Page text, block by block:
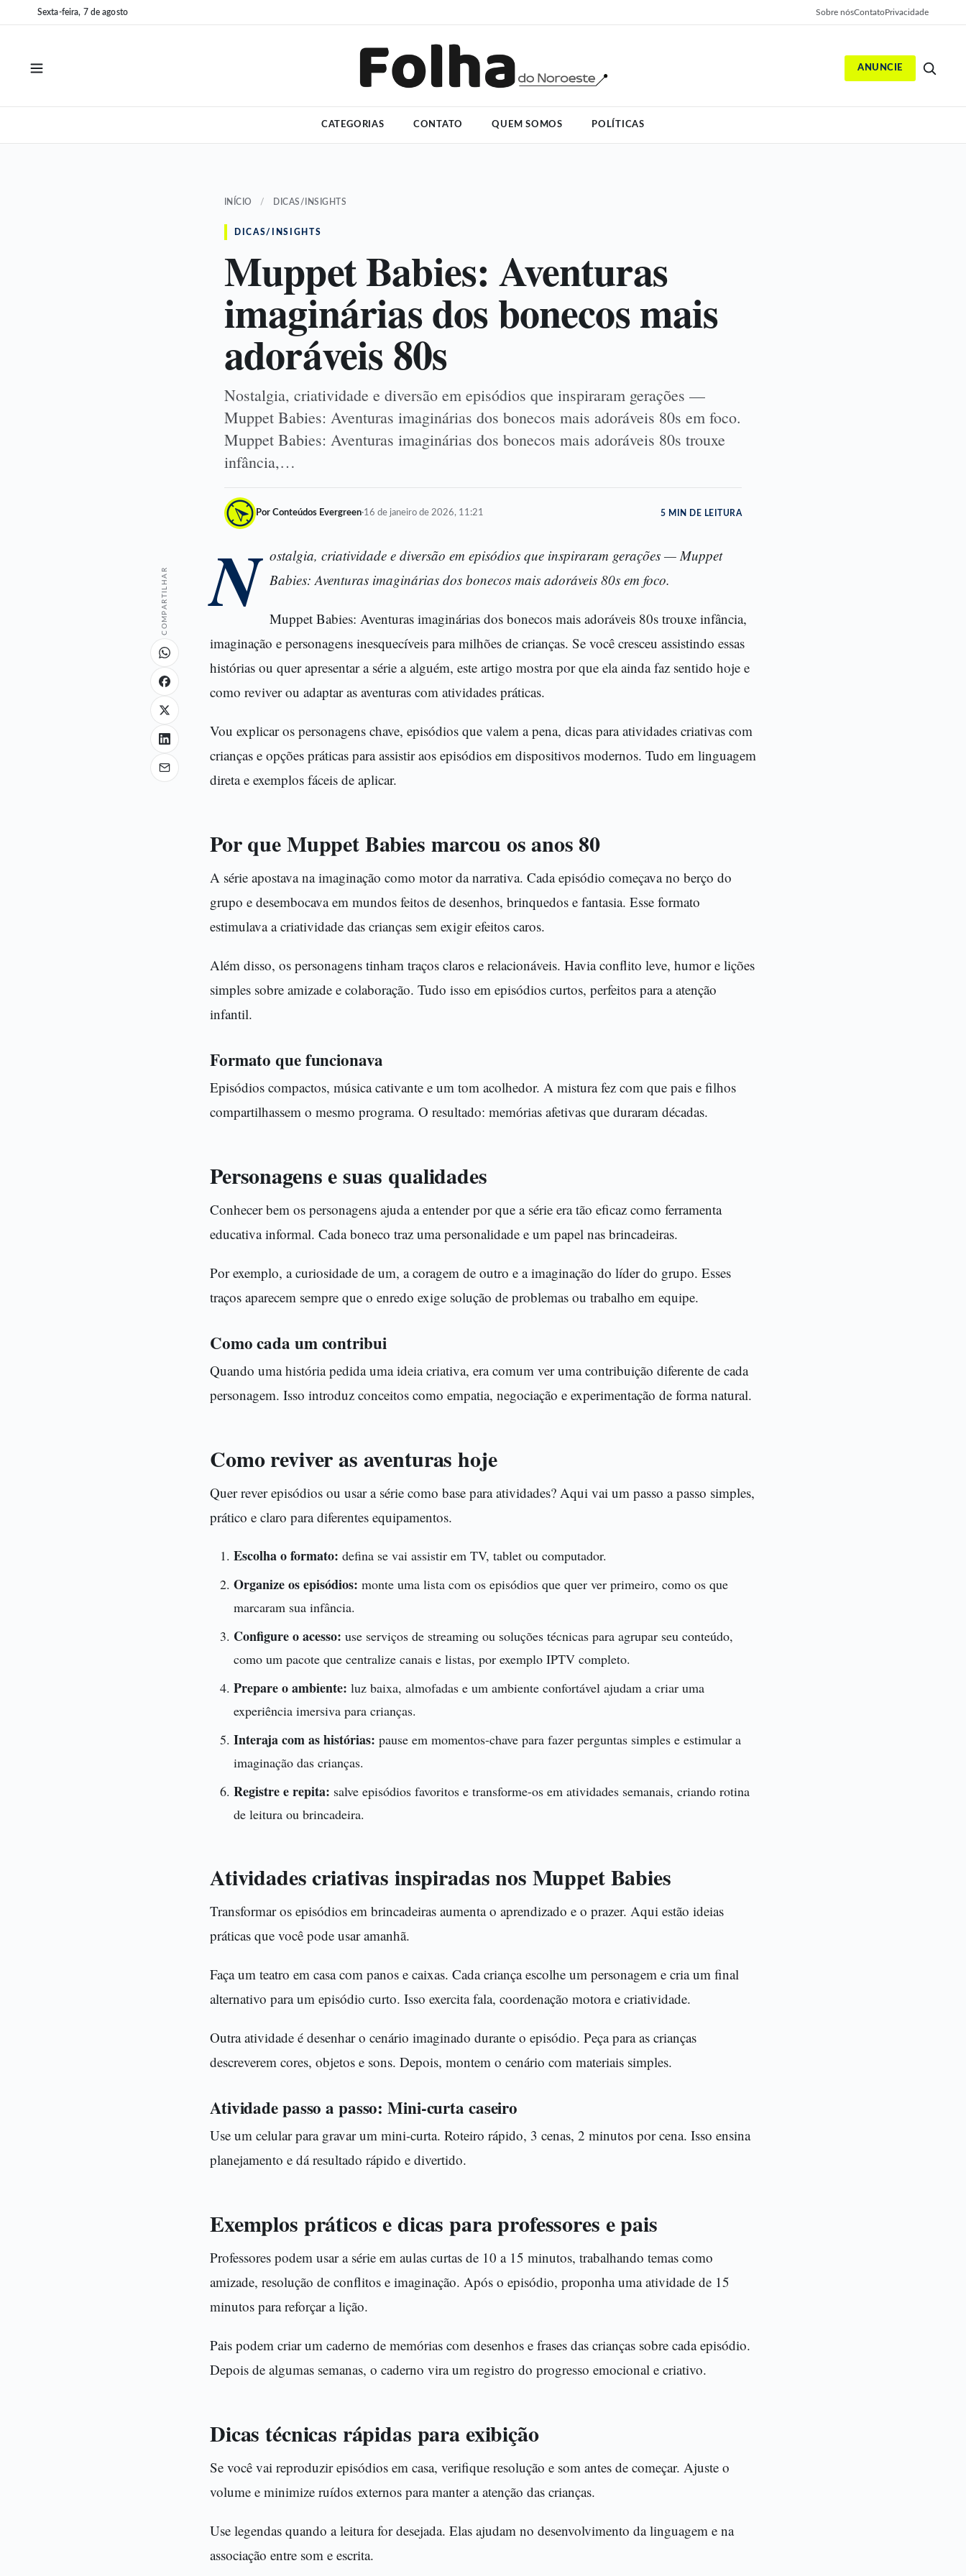
para
para
Sexta-feira, 7 de agosto Sobre nósContatoPrivacidade
ANUNCIE
CATEGORIAS CONTATO QUEM SOMOS POLÍTICAS
INÍCIO / DICAS/INSIGHTS
DICAS/INSIGHTS
Muppet Babies: Aventuras
imaginárias dos bonecos mais
adoráveis 80s
Nostalgia, criatividade e diversão em episódios que inspiraram gerações —
Muppet Babies: Aventuras imaginárias dos bonecos mais adoráveis 80s em foco.
Muppet Babies: Aventuras imaginárias dos bonecos mais adoráveis 80s trouxe
infância,…
Por Conteúdos Evergreen·16 de janeiro de 2026, 11:21 5 MIN DE LEITURA
COMPARTILHAR N ostalgia, criatividade e diversão em episódios que inspiraram gerações — Muppet
Babies: Aventuras imaginárias dos bonecos mais adoráveis 80s em foco.
Muppet Babies: Aventuras imaginárias dos bonecos mais adoráveis 80s trouxe infância,
imaginação e personagens inesquecíveis para milhões de crianças. Se você cresceu assistindo essas
histórias ou quer apresentar a série a alguém, este artigo mostra por que ela ainda faz sentido hoje e
como reviver ou adaptar as aventuras com atividades práticas.
Vou explicar os personagens chave, episódios que valem a pena, dicas para atividades criativas com
crianças e opções práticas para assistir aos episódios em dispositivos modernos. Tudo em linguagem
direta e exemplos fáceis de aplicar.
Por que Muppet Babies marcou os anos 80
A série apostava na imaginação como motor da narrativa. Cada episódio começava no berço do
grupo e desembocava em mundos feitos de desenhos, brinquedos e fantasia. Esse formato
estimulava a criatividade das crianças sem exigir efeitos caros.
Além disso, os personagens tinham traços claros e relacionáveis. Havia conflito leve, humor e lições
simples sobre amizade e colaboração. Tudo isso em episódios curtos, perfeitos para a atenção
infantil.
Formato que funcionava
Episódios compactos, música cativante e um tom acolhedor. A mistura fez com que pais e filhos
compartilhassem o mesmo programa. O resultado: memórias afetivas que duraram décadas.
Personagens e suas qualidades
Conhecer bem os personagens ajuda a entender por que a série era tão eficaz como ferramenta
educativa informal. Cada boneco traz uma personalidade e um papel nas brincadeiras.
Por exemplo, a curiosidade de um, a coragem de outro e a imaginação do líder do grupo. Esses
traços aparecem sempre que o enredo exige solução de problemas ou trabalho em equipe.
Como cada um contribui
Quando uma história pedida uma ideia criativa, era comum ver uma contribuição diferente de cada
personagem. Isso introduz conceitos como empatia, negociação e experimentação de forma natural.
Como reviver as aventuras hoje
Quer rever episódios ou usar a série como base para atividades? Aqui vai um passo a passo simples,
prático e claro para diferentes equipamentos.
Escolha o formato: defina se vai assistir em TV, tablet ou computador.
Organize os episódios: monte uma lista com os episódios que quer ver primeiro, como os que
marcaram sua infância.
Configure o acesso: use serviços de streaming ou soluções técnicas para agrupar seu conteúdo,
como um pacote que centralize canais e listas, por exemplo IPTV completo.
Prepare o ambiente: luz baixa, almofadas e um ambiente confortável ajudam a criar uma
experiência imersiva para crianças.
Interaja com as histórias: pause em momentos-chave para fazer perguntas simples e estimular a
imaginação das crianças.
Registre e repita: salve episódios favoritos e transforme-os em atividades semanais, criando rotina
de leitura ou brincadeira.
Atividades criativas inspiradas nos Muppet Babies
Transformar os episódios em brincadeiras aumenta o aprendizado e o prazer. Aqui estão ideias
práticas que você pode usar amanhã.
Faça um teatro em casa com panos e caixas. Cada criança escolhe um personagem e cria um final
alternativo para um episódio curto. Isso exercita fala, coordenação motora e criatividade.
Outra atividade é desenhar o cenário imaginado durante o episódio. Peça para as crianças
descreverem cores, objetos e sons. Depois, montem o cenário com materiais simples.
Atividade passo a passo: Mini-curta caseiro
Use um celular para gravar um mini-curta. Roteiro rápido, 3 cenas, 2 minutos por cena. Isso ensina
planejamento e dá resultado rápido e divertido.
Exemplos práticos e dicas para professores e pais
Professores podem usar a série em aulas curtas de 10 a 15 minutos, trabalhando temas como
amizade, resolução de conflitos e imaginação. Após o episódio, proponha uma atividade de 15
minutos para reforçar a lição.
Pais podem criar um caderno de memórias com desenhos e frases das crianças sobre cada episódio.
Depois de algumas semanas, o caderno vira um registro do progresso emocional e criativo.
Dicas técnicas rápidas para exibição
Se você vai reproduzir episódios em casa, verifique resolução e som antes de começar. Ajuste o
volume e minimize ruídos externos para manter a atenção das crianças.
Use legendas quando a leitura for desejada. Elas ajudam no desenvolvimento da linguagem e na
associação entre som e escrita.